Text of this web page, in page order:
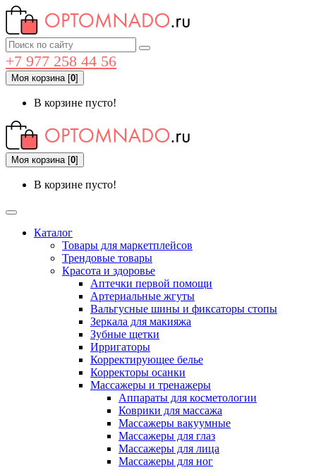
+7 977 258 44 56
Моя корзина[0]
В корзине пусто!
Моя корзина[0]
В корзине пусто!
Каталог
Товары для маркетплейсов
Трендовые товары
Красота и здоровье
Аптечки первой помощи
Артериальные жгуты
Вальгусные шины и фиксаторы стопы
Зеркала для макияжа
Зубные щетки
Ирригаторы
Корректирующее белье
Корректоры осанки
Массажеры и тренажеры
Аппараты для косметологии
Коврики для массажа
Массажеры вакуумные
Массажеры для глаз
Массажеры для лица
Массажеры для ног